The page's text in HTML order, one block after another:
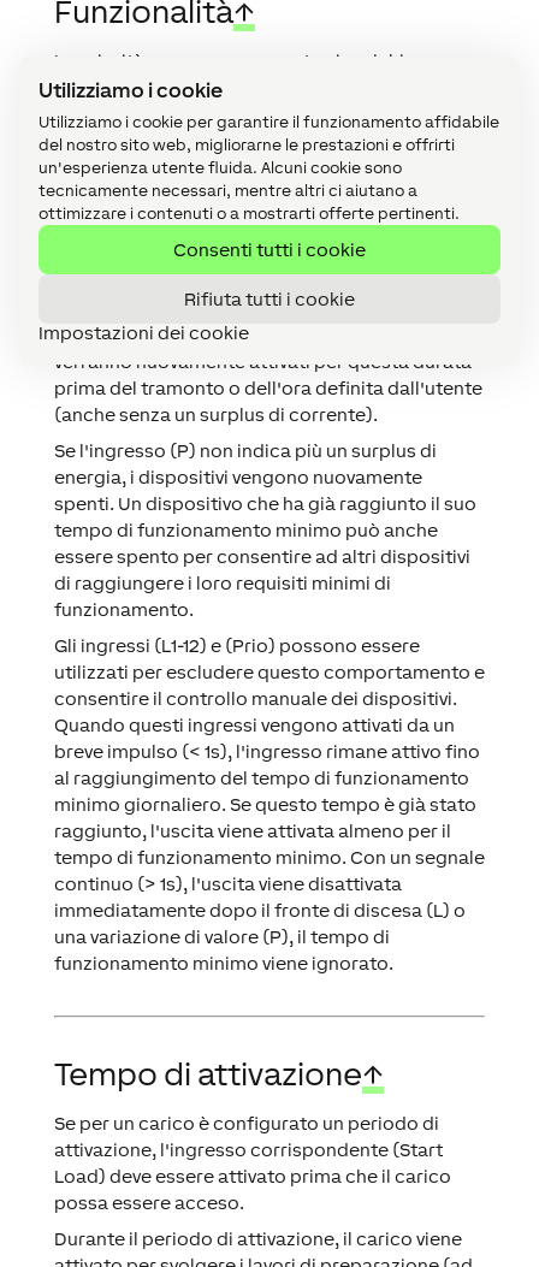
Utilizziamo i cookie
Utilizziamo i cookie per garantire il funzionamento affidabile
del nostro sito web, migliorarne le prestazioni e offrirti
un'esperienza utente fluida. Alcuni cookie sono
tecnicamente necessari, mentre altri ci aiutano a
ottimizzare i contenuti o a mostrarti offerte pertinenti.
Consenti tutti i cookie
Rifiuta tutti i cookie
Impostazioni dei cookie
Funzionalità↑
Le priorità vengono assegnate ai carichi
collegati (1: alta, 12: bassa). Se l'ingresso (P)
indica un surplus di energia disponibile, la
gestione dell'energia accenderà il maggior
numero possibile di dispositivi, a partire dalla
priorità più alta.
I carichi sono attivi almeno per il tempo minimo
di accensione e dopo lo spegnimento inattivi
viene specificata una durata di accensione
minima giornaliera, i dispositivi corrispondenti
verranno nuovamente attivati per questa durata
prima del tramonto o dell'ora definita dall'utente
(anche senza un surplus di corrente).
Se l'ingresso (P) non indica più un surplus di
energia, i dispositivi vengono nuovamente
spenti. Un dispositivo che ha già raggiunto il suo
tempo di funzionamento minimo può anche
essere spento per consentire ad altri dispositivi
di raggiungere i loro requisiti minimi di
funzionamento.
Gli ingressi (L1-12) e (Prio) possono essere
utilizzati per escludere questo comportamento e
consentire il controllo manuale dei dispositivi.
Quando questi ingressi vengono attivati da un
breve impulso (< 1s), l'ingresso rimane attivo fino
al raggiungimento del tempo di funzionamento
minimo giornaliero. Se questo tempo è già stato
raggiunto, l'uscita viene attivata almeno per il
tempo di funzionamento minimo. Con un segnale
continuo (> 1s), l'uscita viene disattivata
immediatamente dopo il fronte di discesa (L) o
una variazione di valore (P), il tempo di
funzionamento minimo viene ignorato.
Tempo di attivazione↑
Se per un carico è configurato un periodo di
attivazione, l'ingresso corrispondente (Start
Load) deve essere attivato prima che il carico
possa essere acceso.
Durante il periodo di attivazione, il carico viene